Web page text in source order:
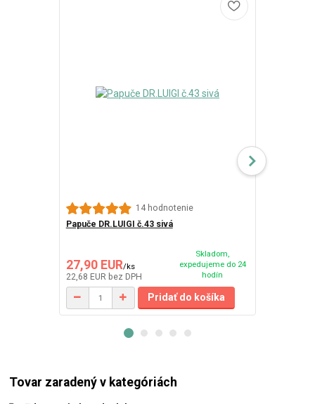
14 hodnotenie
Papuče DR.LUIGI č.43 sivá
27,90 EUR/ks
22,68 EUR bez DPH
Skladom,
expedujeme do 24
hodín
Pridať do košíka
Tovar zaradený v kategóriách